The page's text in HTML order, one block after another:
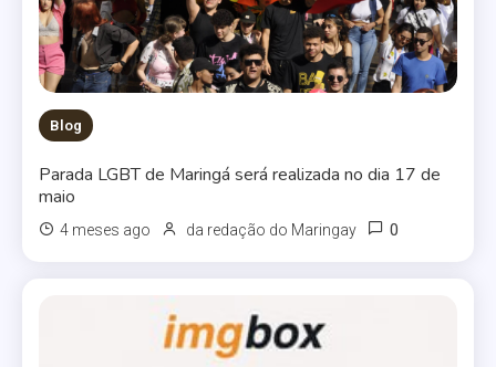
Blog
Parada LGBT de Maringá será realizada no dia 17 de
maio
4 meses ago da redação do Maringay 0